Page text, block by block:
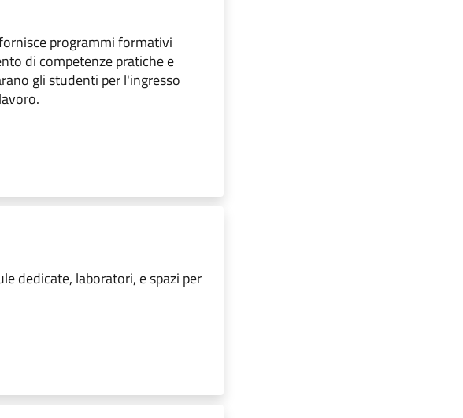
programmi formativi
di competenze pratiche e
gli studenti per l'ingresso
dedicate, laboratori, e spazi per